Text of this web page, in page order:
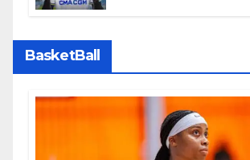
BasketBall